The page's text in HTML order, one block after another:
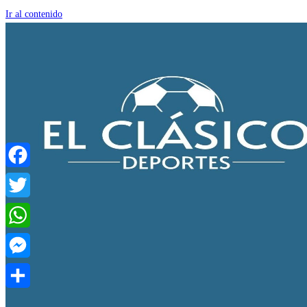
Ir al contenido
Facebook
Twitter
WhatsApp
Messenger